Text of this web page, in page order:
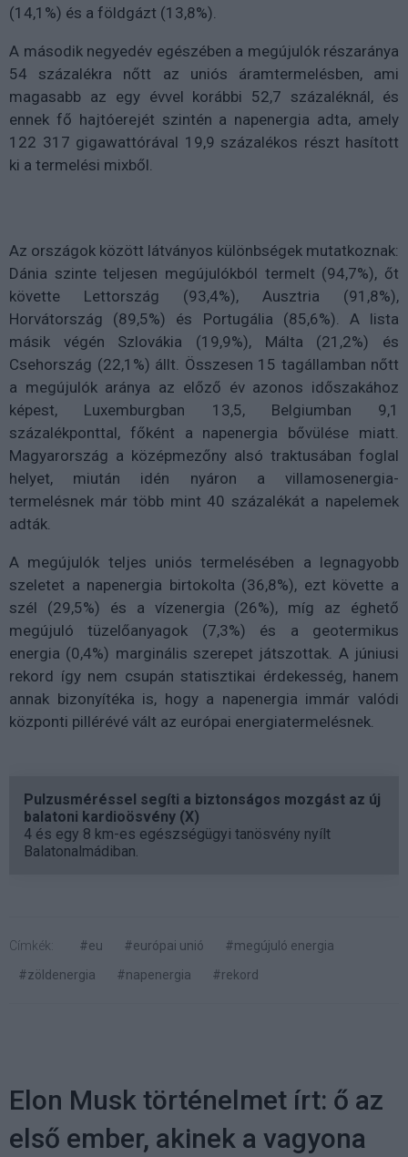
(14,1%) és a földgázt (13,8%).
A második negyedév egészében a megújulók részaránya
54 százalékra nőtt az uniós áramtermelésben, ami
magasabb az egy évvel korábbi 52,7 százaléknál, és
ennek fő hajtóerejét szintén a napenergia adta, amely
122 317 gigawattórával 19,9 százalékos részt hasított
ki a termelési mixből.
Az országok között látványos különbségek mutatkoznak:
Dánia szinte teljesen megújulókból termelt (94,7%), őt
követte Lettország (93,4%), Ausztria (91,8%),
Horvátország (89,5%) és Portugália (85,6%). A lista
másik végén Szlovákia (19,9%), Málta (21,2%) és
Csehország (22,1%) állt. Összesen 15 tagállamban nőtt
a megújulók aránya az előző év azonos időszakához
képest, Luxemburgban 13,5, Belgiumban 9,1
százalékponttal, főként a napenergia bővülése miatt.
Magyarország a középmezőny alsó traktusában foglal
helyet, miután idén nyáron a villamosenergia-
termelésnek már több mint 40 százalékát a napelemek
adták.
A megújulók teljes uniós termelésében a legnagyobb
szeletet a napenergia birtokolta (36,8%), ezt követte a
szél (29,5%) és a vízenergia (26%), míg az éghető
megújuló tüzelőanyagok (7,3%) és a geotermikus
energia (0,4%) marginális szerepet játszottak. A júniusi
rekord így nem csupán statisztikai érdekesség, hanem
annak bizonyítéka is, hogy a napenergia immár valódi
központi pillérévé vált az európai energiatermelésnek.
Pulzusméréssel segíti a biztonságos mozgást az új
balatoni kardioösvény (X)
4 és egy 8 km-es egészségügyi tanösvény nyílt
Balatonalmádiban.
Címkék: #eu #európai unió
#megújuló energia
#zöldenergia
#napenergia #rekord
Elon Musk történelmet írt: ő az
első ember, akinek a vagyona